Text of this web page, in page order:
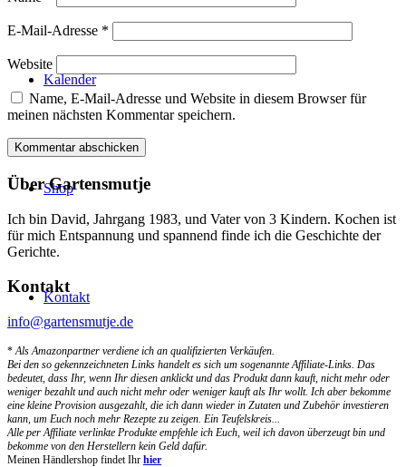
Kalender
Shop
Kontakt
E-Mail-Adresse *
Website
Name, E-Mail-Adresse und Website in diesem Browser für
meinen nächsten Kommentar speichern.
Über Gartensmutje
Ich bin David, Jahrgang 1983, und Vater von 3 Kindern. Kochen ist
für mich Entspannung und spannend finde ich die Geschichte der
Gerichte.
Kontakt
info@gartensmutje.de
*Als Amazonpartner verdiene ich an qualifizierten Verkäufen.
Bei den so gekennzeichneten Links handelt es sich um sogenannte Affiliate-Links. Das
bedeutet, dass Ihr, wenn Ihr diesen anklickt und das Produkt dann kauft, nicht mehr oder
weniger bezahlt und auch nicht mehr oder weniger kauft als Ihr wollt. Ich aber bekomme
eine kleine Provision ausgezahlt, die ich dann wieder in Zutaten und Zubehör investieren
kann, um Euch noch mehr Rezepte zu zeigen. Ein Teufelskreis...
Alle per Affiliate verlinkte Produkte empfehle ich Euch, weil ich davon überzeugt bin und
bekomme von den Herstellern kein Geld dafür.
Meinen Händlershop findet Ihr hier